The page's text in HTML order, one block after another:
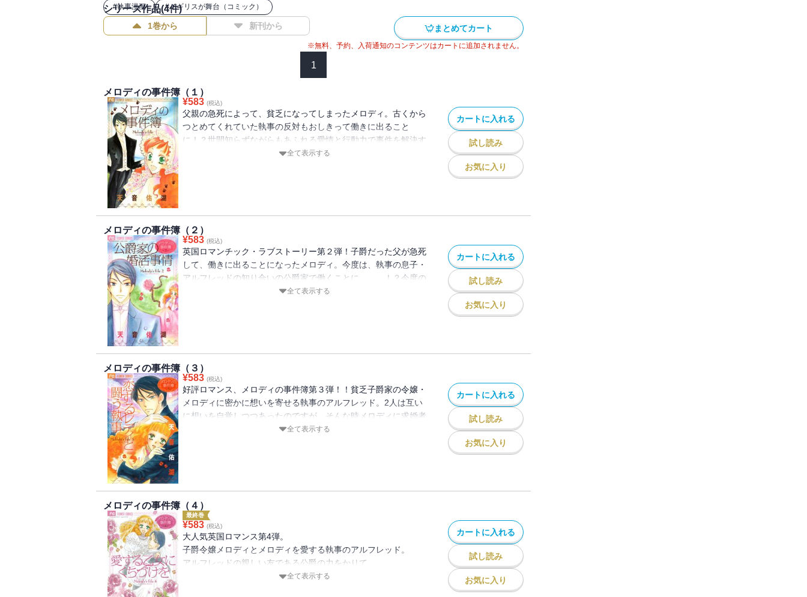
#執事漫画 #イギリスが舞台（コミック）
シリーズ作品(4件)
1巻から 新刊から まとめてカート
※無料、予約、入荷通知のコンテンツはカートに追加されません。
1
メロディの事件簿（１）
¥583 (税込)
父親の急死によって、貧乏になってしまったメロディ。古くから
つとめてくれていた執事の反対もおしきって働きに出ること
に！？世間知らずながらもあふれる愛情と行動力で事件を解決す
るメロディ。執事の孫・アルフレッドはそんなメロディをずっと
全て表示する
カートに入れる
試し読み
お気に入り
メロディの事件簿（２）
¥583 (税込)
英国ロマンチック・ラブストーリー第２弾！子爵だった父が急死
して、働きに出ることになったメロディ。今度は、執事の息子・
アルフレッドの知り合いの公爵家で働くことに．．．！？今度の
お仕事は、公爵の従姉妹のミス・マデリーンをちゃんと結婚させ
全て表示する
カートに入れる
試し読み
お気に入り
メロディの事件簿（３）
¥583 (税込)
好評ロマンス、メロディの事件簿第３弾！！貧乏子爵家の令嬢・
メロディに密かに想いを寄せる執事のアルフレッド。2人は互い
に想いを自覚しつつあったのですが、そんな時メロディに求婚者
が！？しかもそれはワケありでアルフレッドが警戒していた男
全て表示する
カートに入れる
試し読み
お気に入り
メロディの事件簿（４）
最終巻
¥583 (税込)
大人気英国ロマンス第4弾。
子爵令嬢メロディとメロディを愛する執事のアルフレッド。
アルフレッドの親しい友である公爵の力をかりて
卑劣な手段でメロディに接近するミスターマイルズを撃退できる
全て表示する
カートに入れる
試し読み
お気に入り